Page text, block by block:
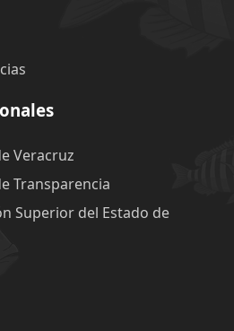
Veracruz
Transparencia
Superior del Estado de